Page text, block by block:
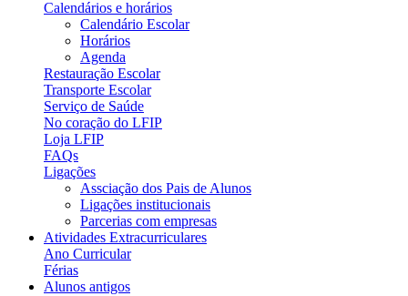
Calendários e horários
Calendário Escolar
Horários
Agenda
Restauração Escolar
Transporte Escolar
Serviço de Saúde
No coração do LFIP
Loja LFIP
FAQs
Ligações
Assciação dos Pais de Alunos
Ligações institucionais
Parcerias com empresas
Atividades Extracurriculares
Ano Curricular
Férias
Alunos antigos